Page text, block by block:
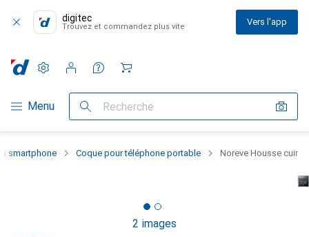
digitec
Trouvez et commandez plus vite Vers l'app
Navigation par catégorie
Menu Recherche
Paramètres
Compte client
Listes de comparaison
Listes d'envies
Panier
smartphone Coque pour téléphone portable Noreve Housse cuir
2 images